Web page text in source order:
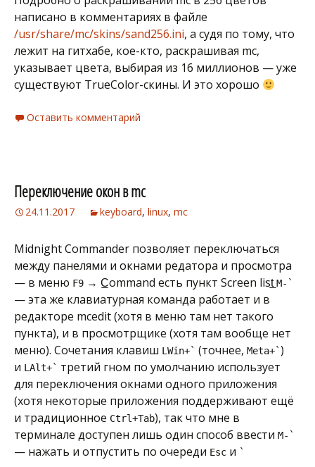
написано в комментариях в файле
/usr/share/mc/skins/sand256.ini, а судя по тому, что
лежит на гитхабе, кое-кто, раскрашивая mc,
указывает цвета, выбирая из 16 миллионов — уже
существуют TrueColor-скины. И это хорошо
Оставить комментарий
Переключение окон в mc
24.11.2017 keyboard, linux, mc
Midnight Commаnder позволяет переключаться
между панелями и окнами редатора и просмотра
— в меню F9 → C̲ommand есть пункт Screen list̲M-`
— эта же клавиатурная команда работает и в
редакторе mcedit (хотя в меню там нет такого
пункта), и в просмотрщике (хотя там вообще нет
меню). Сочетания клавиш LWin+` (точнее, Meta+`)
и LAlt+` третий гном по умолчанию использует
для переключения окнами одного приложения
(хотя некоторые приложения поддерживают ещё
и традиционное Ctrl+Tab), так что мне в
терминале доступен лишь один способ ввести M-`
— нажать и отпустить по очереди Esc и `